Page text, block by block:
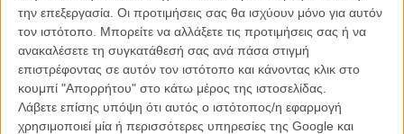
την επεξεργασία. Οι προτιμήσεις σας θα ισχύουν μόνο για αυτόν
τον ιστότοπο. Μπορείτε να αλλάξετε τις προτιμήσεις σας ή να
ανακαλέσετε τη συγκατάθεσή σας ανά πάσα στιγμή
επιστρέφοντας σε αυτόν τον ιστότοπο και κάνοντας κλικ στο
κουμπί "Απορρήτου" στο κάτω μέρος της ιστοσελίδας.
Λάβετε επίσης υπόψη ότι αυτός ο ιστότοπος/η εφαρμογή
χρησιμοποιεί μία ή περισσότερες υπηρεσίες της Google και
δήλωσε «ενθουσιασμένος και συγκινημένος» με την προοπτική κι
έπιασε φυσικά, αμέσως, να φτιάξει μια νέα, ανασκευασμένη,
πανέμορφη κόπια της ταινίας. Δεν είναι ακόμα γνωστό ποιοι από
τους πρωταγωνιστές της ταινίας, εκτός από τον Ντε Νίρο, θα
βρεθούν στο Beacon Theatre το βράδυ της 25ης Απριλίου, αλλά
θεωρούμε ότι την προβολή θα τιμήσουν ο Ρέι Λιότα, ο Τζο Πέσι, η
Λορέιν Μπράκο κι ο Πολ Σορβίνο τουλάχιστον.